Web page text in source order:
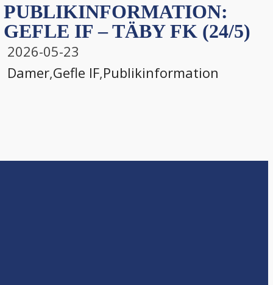
PUBLIKINFORMATION:
GEFLE IF – TÄBY FK (24/5)
2026-05-23
Damer,Gefle IF,Publikinformation